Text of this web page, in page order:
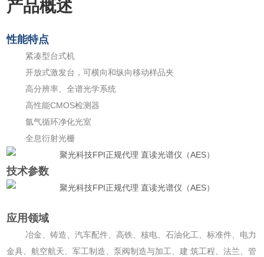
产品概述
性能特点
紧凑型台式机
开放式激发台，可横向和纵向移动样品夹
高分辨率、全谱光学系统
高性能CMOS检测器
氩气循环净化光室
全息衍射光栅
技术参数
应用领域
冶金、铸造、汽车配件、高铁、核电、石油化工、标准件、电力
金具、航空航天、军工制造、泵阀制造与加工、建 筑工程、法兰、管